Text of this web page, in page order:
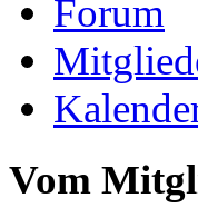
Forum
Vom